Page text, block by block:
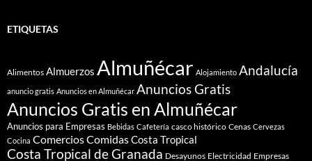
ETIQUETAS
Alimentos Almuerzos Almuñécar Alojamiento Andalucía
anuncio gratis Anuncios en Almuñécar Anuncios Gratis
Anuncios Gratis en Almuñécar
Anuncios para Empresas Bebidas Cafetería casco histórico Cenas Cervezas
Cocina ComerciosComidasCosta Tropical
Costa Tropical de Granada Desayunos Electricidad Empresas